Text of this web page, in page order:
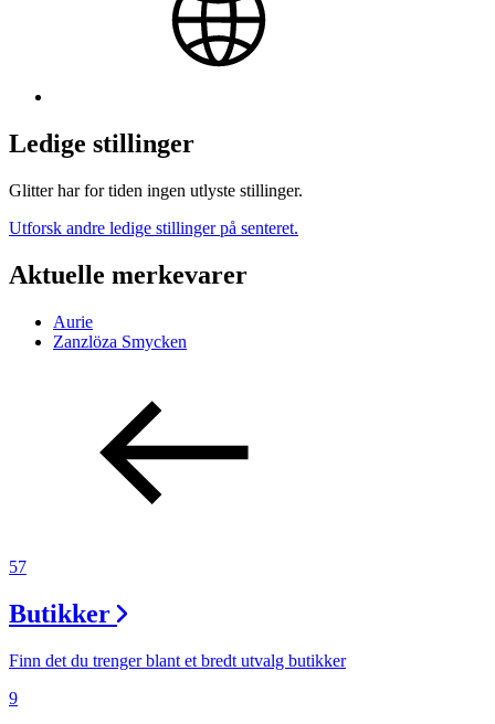
Ledige stillinger
Glitter har for tiden ingen utlyste stillinger.
Utforsk andre ledige stillinger på senteret.
Aktuelle merkevarer
Aurie
Zanzlöza Smycken
57
Butikker
Finn det du trenger blant et bredt utvalg butikker
9